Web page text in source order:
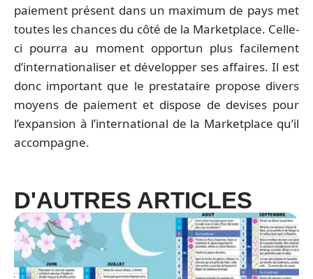
paiement présent dans un maximum de pays met
toutes les chances du côté de la Marketplace. Celle-
ci pourra au moment opportun plus facilement
d’internationaliser et développer ses affaires. Il est
donc important que le prestataire propose divers
moyens de paiement et dispose de devises pour
l’expansion à l’international de la Marketplace qu’il
accompagne.
D'AUTRES ARTICLES